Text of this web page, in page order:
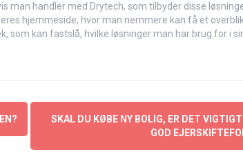
man handler med Drytech, som tilbyder disse
hjemmeside, hvor man nemmere kan få et
kan fastslå, hvilke løsninger man har brug for i
SKAL DU KØBE NY BOLIG, ER DET VIGTIGT
GOD